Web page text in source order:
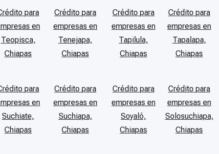
para
en
Teopisca,
Chiapas
Crédito para
empresas en
Tenejapa,
Chiapas
Crédito para
empresas en
Tapilula,
Chiapas
Crédito para
empresas en
Tapalapa,
Chiapas
para
en
Suchiate,
Chiapas
Crédito para
empresas en
Suchiapa,
Chiapas
Crédito para
empresas en
Soyaló,
Chiapas
Crédito para
empresas en
Solosuchiapa,
Chiapas